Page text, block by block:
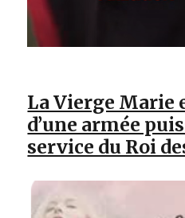
La Vierge Marie
d’une armée
service du Roi